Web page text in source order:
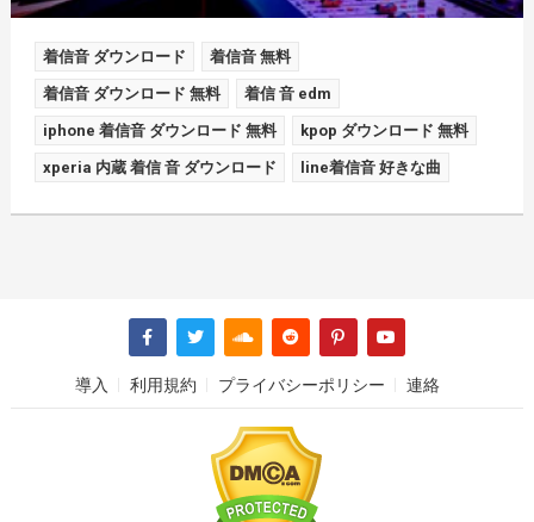
着信音 ダウンロード 着信音 無料
着信音 ダウンロード 無料 着信 音 edm
iphone 着信音 ダウンロード 無料 kpop ダウンロード 無料
xperia 内蔵 着信 音 ダウンロード line着信音 好きな曲
導入 利用規約 プライバシーポリシー 連絡